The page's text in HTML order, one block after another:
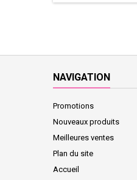
NAVIGATION
Promotions
Nouveaux produits
Meilleures ventes
Plan du site
Accueil